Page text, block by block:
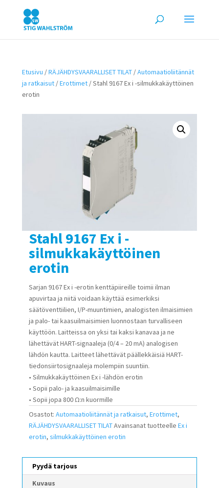
Etusivu /RÄJÄHDYSVAARALLISET TILAT/Automaatioliitännät
ja ratkaisut/Erottimet/ Stahl 9167 Ex i -silmukkakäyttöinen
erotin
Stahl 9167 Ex i -
silmukkakäyttöinen
erotin
Sarjan 9167 Ex i -erotin kenttäpiireille toimii ilman
apuvirtaa ja niitä voidaan käyttää esimerkiksi
säätöventtiilien, I/P-muuntimien, analogisten ilmaisimien
ja palo- tai kaasuilmaisimien luonnostaan turvalliseen
käyttöön. Laitteissa on yksi tai kaksi kanavaa ja ne
lähettävät HART-signaaleja (0/4 – 20 mA) analogisen
lähdön kautta. Laitteet lähettävät päällekkäisiä HART-
tiedonsiirtosignaaleja molempiin suuntiin.
• Silmukkakäyttöinen Ex i -lähdön erotin
• Sopii palo- ja kaasuilmaisimille
• Sopii jopa 800 Ω:n kuormille
Osastot: Automaatioliitännät ja ratkaisut, Erottimet,
RÄJÄHDYSVAARALLISET TILATAvainsanat tuotteelle Ex i
erotin, silmukkakäyttöinen erotin
Pyydä tarjous
Kuvaus